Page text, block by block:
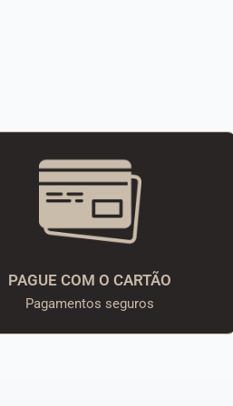
PAGUE COM O CARTÃO
Pagamentos seguros